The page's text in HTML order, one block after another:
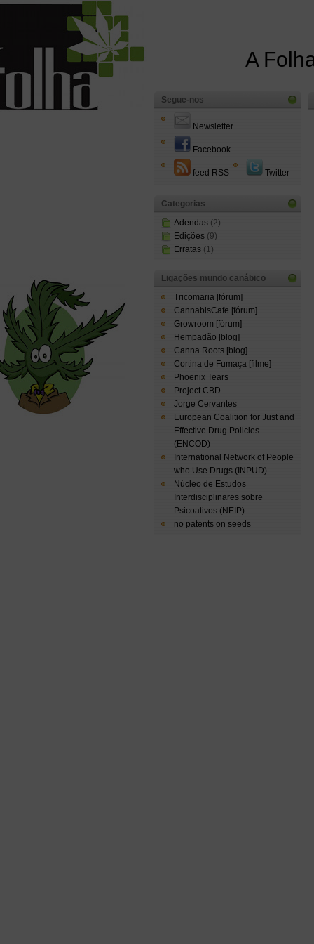
A
Segue-nos
Newsletter
Facebook
feed RSS Twitter
Categorias
Adendas (2)
Edições (9)
Erratas (1)
Ligações mundo canábico
Tricomaria [fórum]
CannabisCafe [fórum]
Growroom [fórum]
Hempadão [blog]
Canna Roots [blog]
Cortina de Fumaça [filme]
Phoenix Tears
Project CBD
Jorge Cervantes
European Coalition for Just and
Effective Drug Policies
(ENCOD)
International Network of People
who Use Drugs (INPUD)
Núcleo de Estudos
Interdisciplinares sobre
Psicoativos (NEIP)
no patents on seeds